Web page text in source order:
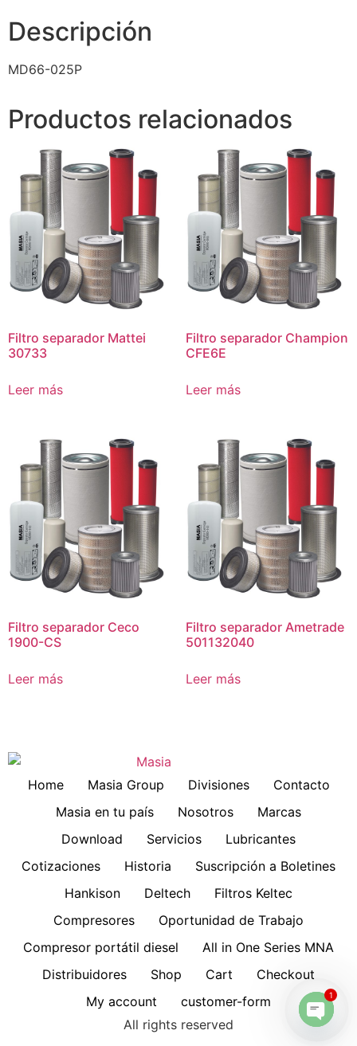
Descripción
MD66-025P
Productos relacionados
Filtro separador Mattei
30733
Leer más
Filtro separador Champion
CFE6E
Leer más
Filtro separador Ceco
1900-CS
Leer más
Filtro separador Ametrade
501132040
Leer más
Home Masia Group Divisiones
Contacto
Masia en tu país
Nosotros
Marcas
Download
Servicios
Lubricantes
Cotizaciones
Historia
Suscripción a Boletines
Hankison
Deltech
Filtros Keltec
Compresores
Oportunidad de Trabajo
Compresor portátil diesel
All in One Series MNA
Distribuidores
Shop Cart
Checkout
My account
customer-form
All rights reserved
1